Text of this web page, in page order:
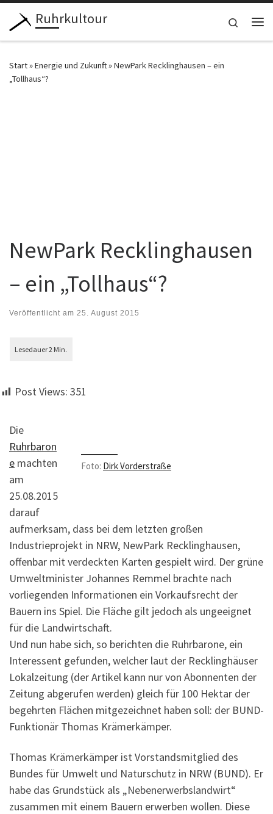
Zum Inhalt springen
Ruhrkultour
Search
Start»Energie und Zukunft»NewPark Recklinghausen – ein
„Tollhaus“?
NewPark Recklinghausen
– ein „Tollhaus“?
Veröffentlicht am 25. August 2015
Post Views: 351
Foto: Dirk Vorderstraße
Die
Ruhrbaron
e machten
am
25.08.2015
darauf
aufmerksam, dass bei dem letzten großen
Industrieprojekt in NRW, NewPark Recklinghausen,
offenbar mit verdeckten Karten gespielt wird. Der grüne
Umweltminister Johannes Remmel brachte nach
vorliegenden Informationen ein Vorkaufsrecht der
Bauern ins Spiel. Die Fläche gilt jedoch als ungeeignet
für die Landwirtschaft.
Und nun habe sich, so berichten die Ruhrbarone, ein
Interessent gefunden, welcher laut der Recklinghäuser
Lokalzeitung (der Artikel kann nur von Abonnenten der
Zeitung abgerufen werden) gleich für 100 Hektar der
begehrten Flächen mitgezeichnet haben soll: der BUND-
Funktionär Thomas Krämerkämper.
Thomas Krämerkämper ist Vorstandsmitglied des
Bundes für Umwelt und Naturschutz in NRW (BUND). Er
habe das Grundstück als „Nebenerwerbslandwirt“
zusammen mit einem Bauern erwerben wollen. Diese